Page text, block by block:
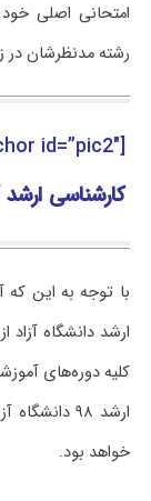
امتحانی اصلی
رشته مدنظرشان در
[sta_anchor id=”pic2″]
کارشناسی ارشد
با توجه به این
کلیه دوره‌های
خواهد بود.